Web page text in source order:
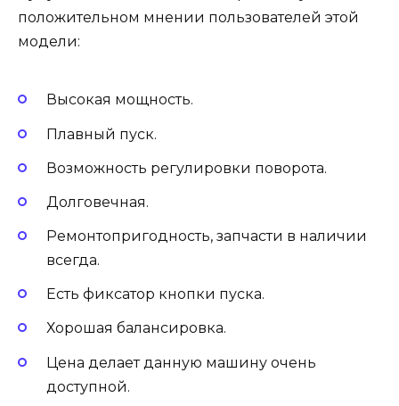
положительном мнении пользователей этой
модели:
Высокая мощность.
Плавный пуск.
Возможность регулировки поворота.
Долговечная.
Ремонтопригодность, запчасти в наличии
всегда.
Есть фиксатор кнопки пуска.
Хорошая балансировка.
Цена делает данную машину очень
доступной.